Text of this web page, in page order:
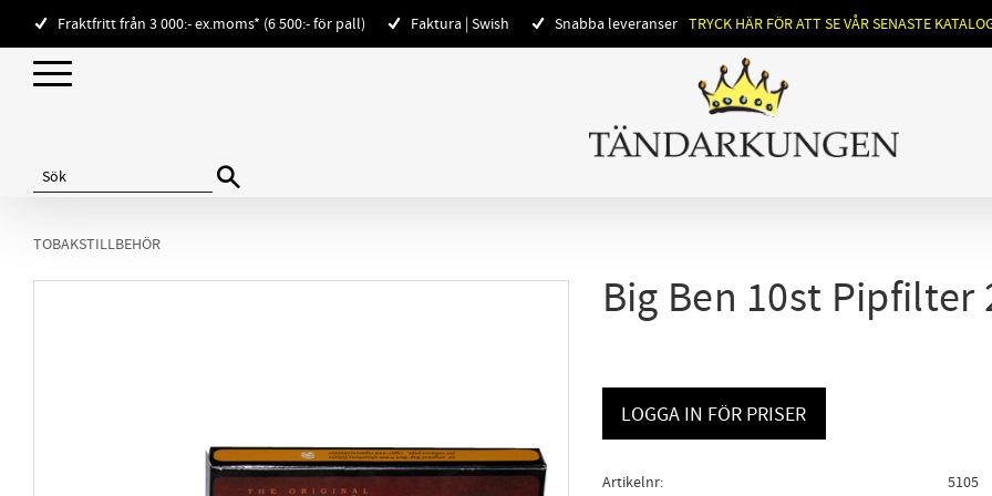
Fraktfritt från 3 000:- ex.moms* (6 500:- för pall) Faktura | Swish Snabba leveranser TRYCK HÄR FÖR ATT SE VÅR SENASTE
TOBAKSTILLBEHÖR
Big Ben 10st Pipfilter
LOGGA IN FÖR PRISER
Artikelnr 5105